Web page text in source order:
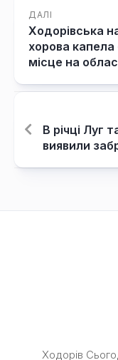
ДАЛІ
Ходорівська
хорова
місце на
В річці Луг
виявили
Ходорів